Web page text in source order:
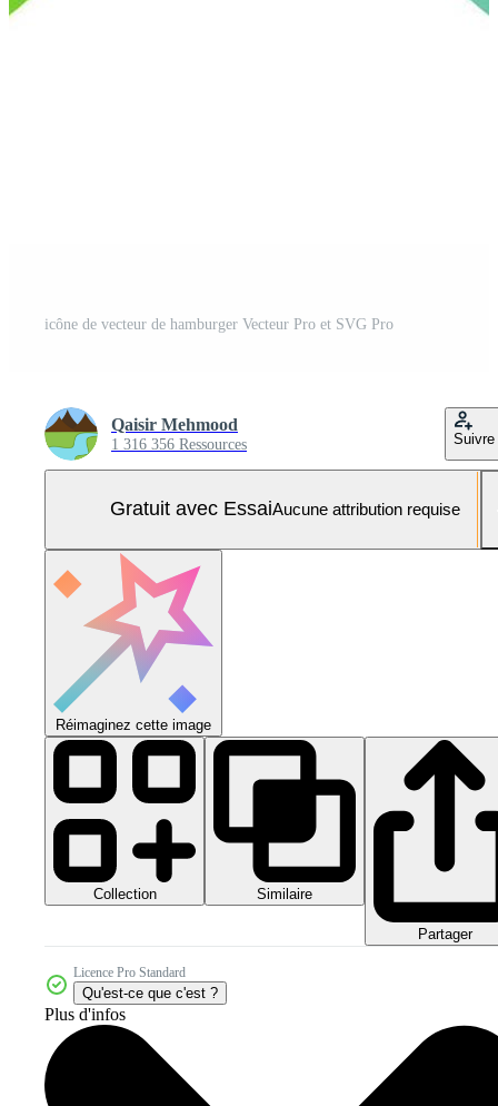
icône de vecteur de hamburger Vecteur Pro et SVG Pro
Qaisir Mehmood
1 316 356 Ressources Suivre
Gratuit avec EssaiAucune attribution requise
Réimaginez cette image
Collection Similaire
Partager
Licence Pro Standard
Qu'est-ce que c'est ?
Plus d'infos